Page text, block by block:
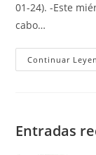
01-24). -Este
cabo…
Continuar
Entradas